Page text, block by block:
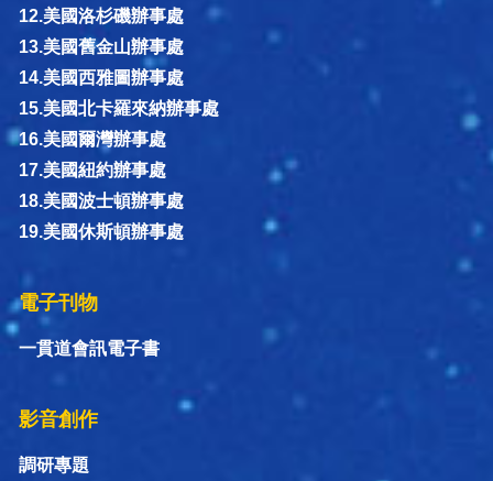
12.美國洛杉磯辦事處
13.美國舊金山辦事處
14.美國西雅圖辦事處
15.美國北卡羅來納辦事處
16.美國爾灣辦事處
17.美國紐約辦事處
18.美國波士頓辦事處
19.美國休斯頓辦事處
電子刊物
一貫道會訊電子書
影音創作
調研專題